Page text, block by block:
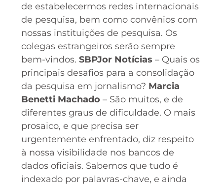
de estabelecermos redes internacionais
de pesquisa, bem como convênios com
nossas instituições de pesquisa. Os
colegas estrangeiros serão sempre
bem-vindos. SBPJor Notícias – Quais os
principais desafios para a consolidação
da pesquisa em jornalismo? Marcia
Benetti Machado– São muitos, e de
diferentes graus de dificuldade. O mais
prosaico, e que precisa ser
urgentemente enfrentado, diz respeito
à nossa visibilidade nos bancos de
dados oficiais. Sabemos que tudo é
indexado por palavras-chave, e ainda